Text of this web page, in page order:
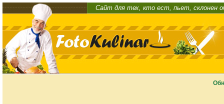
Сайт для тех, кто ест, пьет, склонен